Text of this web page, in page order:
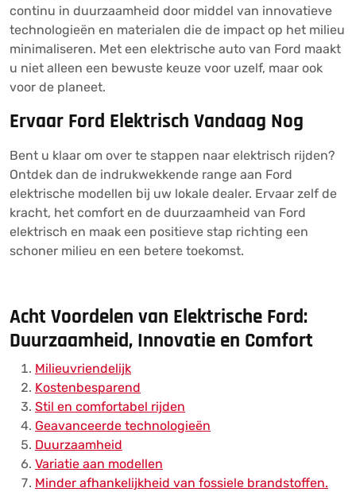
continu in duurzaamheid door middel van innovatieve
technologieën en materialen die de impact op het milieu
minimaliseren. Met een elektrische auto van Ford maakt
u niet alleen een bewuste keuze voor uzelf, maar ook
voor de planeet.
Ervaar Ford Elektrisch Vandaag Nog
Bent u klaar om over te stappen naar elektrisch rijden?
Ontdek dan de indrukwekkende range aan Ford
elektrische modellen bij uw lokale dealer. Ervaar zelf de
kracht, het comfort en de duurzaamheid van Ford
elektrisch en maak een positieve stap richting een
schoner milieu en een betere toekomst.
Acht Voordelen van Elektrische Ford:
Duurzaamheid, Innovatie en Comfort
Milieuvriendelijk
Kostenbesparend
Stil en comfortabel rijden
Geavanceerde technologieën
Duurzaamheid
Variatie aan modellen
Minder afhankelijkheid van fossiele brandstoffen.